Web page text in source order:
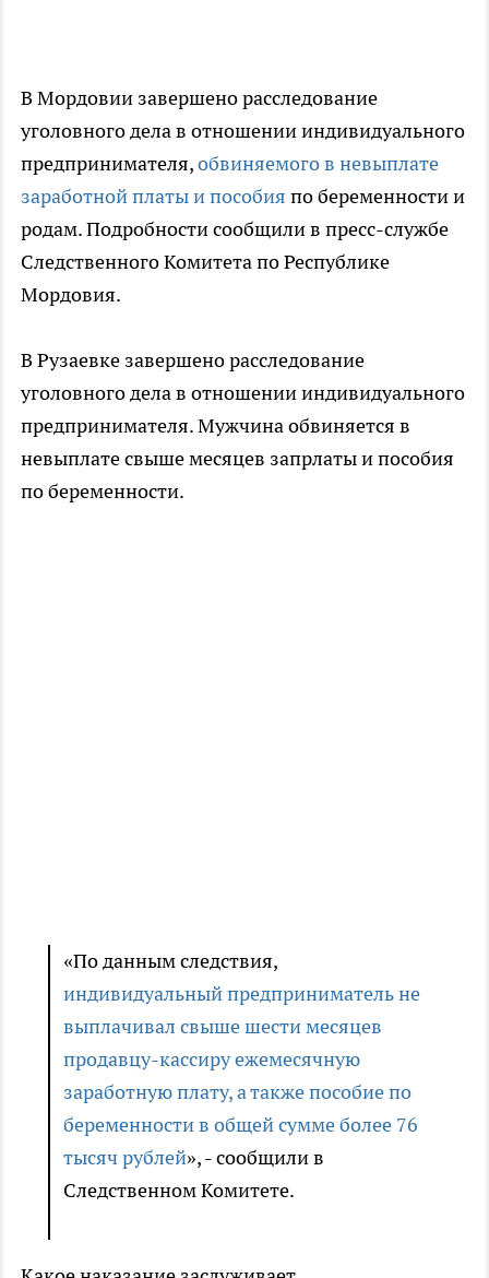
В Мордовии завершено расследование
уголовного дела в отношении индивидуального
предпринимателя,обвиняемого в невыплате
заработной платы и пособия по беременности и
родам. Подробности сообщили в пресс-службе
Следственного Комитета по Республике
Мордовия.
В Рузаевке завершено расследование
уголовного дела в отношении индивидуального
предпринимателя. Мужчина обвиняется в
невыплате свыше месяцев запрлаты и пособия
по беременности.
«По данным следствия,
индивидуальный предприниматель не
выплачивал свыше шести месяцев
продавцу-кассиру ежемесячную
заработную плату, а также пособие по
беременности в общей сумме более 76
тысяч рублей», - сообщили в
Следственном Комитете.